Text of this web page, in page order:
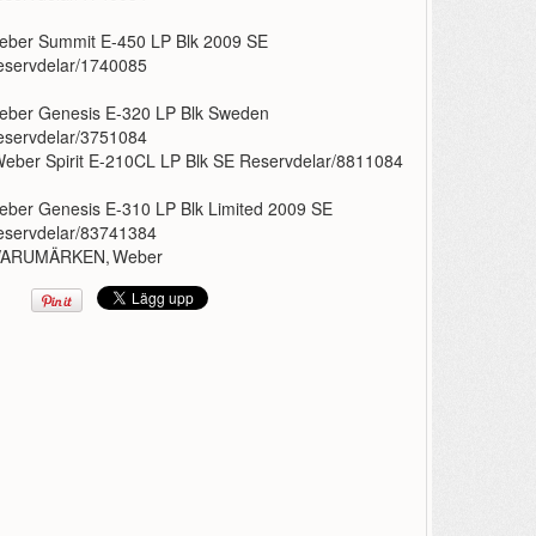
Summit E-450 LP Blk 2009 SE
1740085
Genesis E-320 LP Blk Sweden
3751084
Spirit E-210CL LP Blk SE Reservdelar/8811084
Genesis E-310 LP Blk Limited 2009 SE
83741384
,Weber